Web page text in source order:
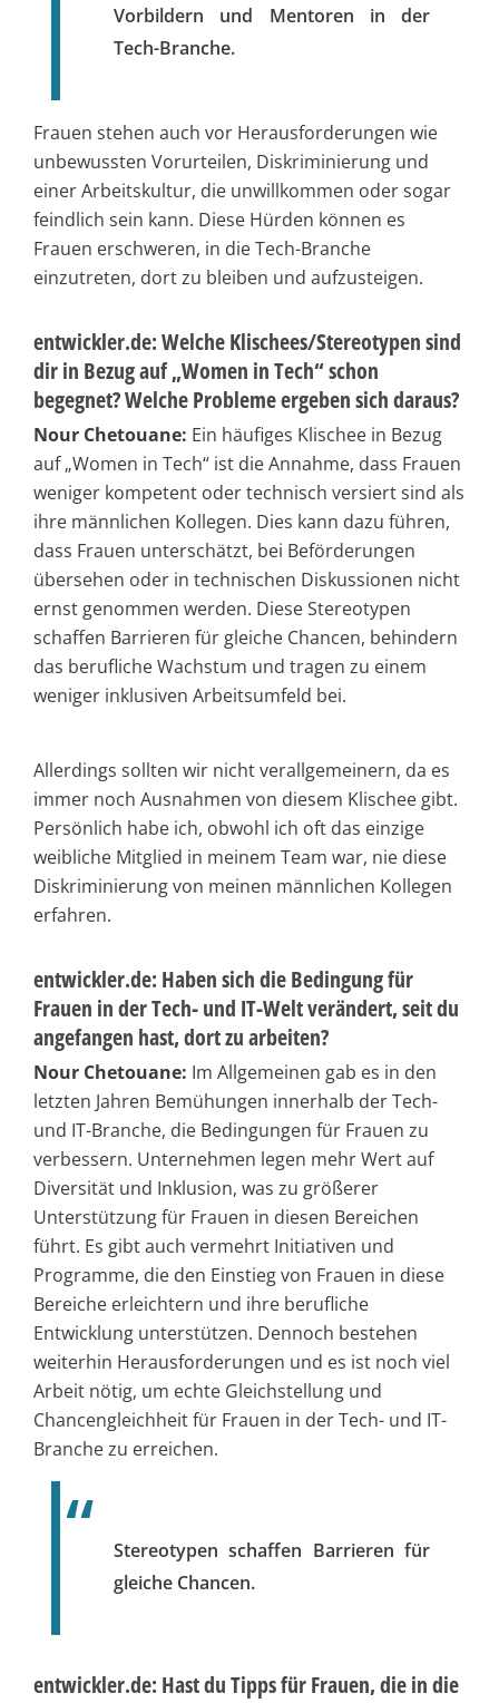
Vorbildern und Mentoren in der
Tech-Branche.
Frauen stehen auch vor Herausforderungen wie
unbewussten Vorurteilen, Diskriminierung und
einer Arbeitskultur, die unwillkommen oder sogar
feindlich sein kann. Diese Hürden können es
Frauen erschweren, in die Tech-Branche
einzutreten, dort zu bleiben und aufzusteigen.
entwickler.de: Welche Klischees/Stereotypen sind
dir in Bezug auf „Women in Tech“ schon
begegnet? Welche Probleme ergeben sich daraus?
Nour Chetouane: Ein häufiges Klischee in Bezug
auf „Women in Tech“ ist die Annahme, dass Frauen
weniger kompetent oder technisch versiert sind als
ihre männlichen Kollegen. Dies kann dazu führen,
dass Frauen unterschätzt, bei Beförderungen
übersehen oder in technischen Diskussionen nicht
ernst genommen werden. Diese Stereotypen
schaffen Barrieren für gleiche Chancen, behindern
das berufliche Wachstum und tragen zu einem
weniger inklusiven Arbeitsumfeld bei.
Allerdings sollten wir nicht verallgemeinern, da es
immer noch Ausnahmen von diesem Klischee gibt.
Persönlich habe ich, obwohl ich oft das einzige
weibliche Mitglied in meinem Team war, nie diese
Diskriminierung von meinen männlichen Kollegen
erfahren.
entwickler.de: Haben sich die Bedingung für
Frauen in der Tech- und IT-Welt verändert, seit du
angefangen hast, dort zu arbeiten?
Nour Chetouane: Im Allgemeinen gab es in den
letzten Jahren Bemühungen innerhalb der Tech-
und IT-Branche, die Bedingungen für Frauen zu
verbessern. Unternehmen legen mehr Wert auf
Diversität und Inklusion, was zu größerer
Unterstützung für Frauen in diesen Bereichen
führt. Es gibt auch vermehrt Initiativen und
Programme, die den Einstieg von Frauen in diese
Bereiche erleichtern und ihre berufliche
Entwicklung unterstützen. Dennoch bestehen
weiterhin Herausforderungen und es ist noch viel
Arbeit nötig, um echte Gleichstellung und
Chancengleichheit für Frauen in der Tech- und IT-
Branche zu erreichen.
Stereotypen schaffen Barrieren für
gleiche Chancen.
entwickler.de: Hast du Tipps für Frauen, die in die